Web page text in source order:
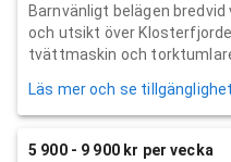
Barnvänligt belägen
och utsikt över
tvättmaskin och torktumlare.
Läs mer och se
5 900 - 9 900 kr per vecka